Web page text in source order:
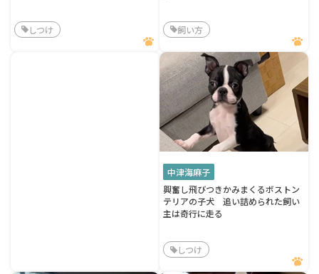
しつけ 飼い方
中津海麻子
興奮し飛びつきかみまくるボストン
テリアの子犬 追い詰められた飼い
主は奇行に走る
しつけ